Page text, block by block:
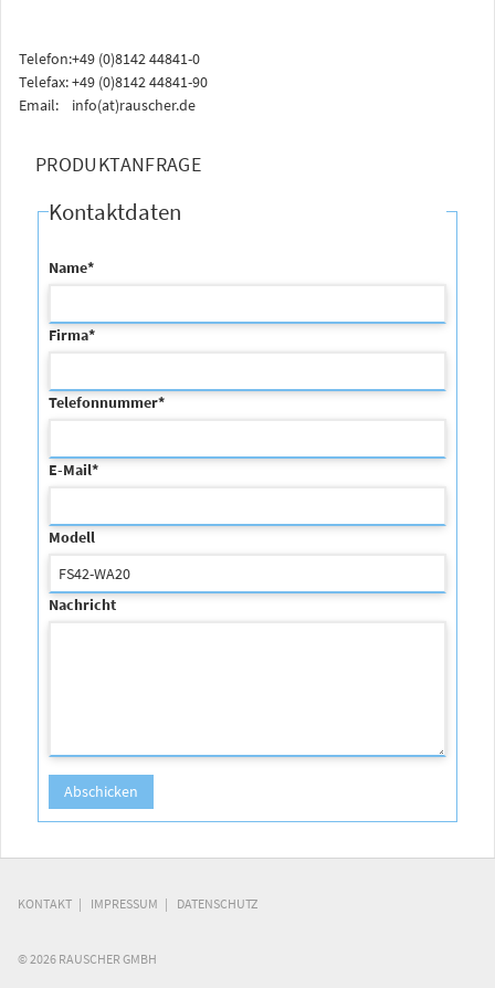
Telefon:+49 (0)8142 44841-0
Telefax:+49 (0)8142 44841-90
Email:
info(at)rauscher.de
PRODUKTANFRAGE
Kontaktdaten
Name*
Firma*
Telefonnummer*
E-Mail*
Modell
Nachricht
KONTAKT IMPRESSUM DATENSCHUTZ
© 2026 RAUSCHER GMBH